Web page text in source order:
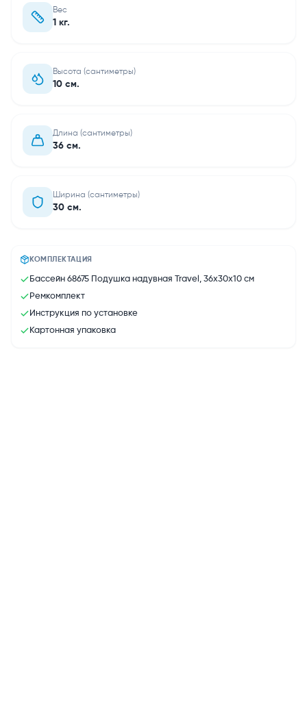
Вес
1 кг.
Высота (сантиметры)
10 см.
Длина (сантиметры)
36 см.
Ширина (сантиметры)
30 см.
КОМПЛЕКТАЦИЯ
Бассейн 68675 Подушка надувная Travel, 36х30х10 см
Ремкомплект
Инструкция по установке
Картонная упаковка